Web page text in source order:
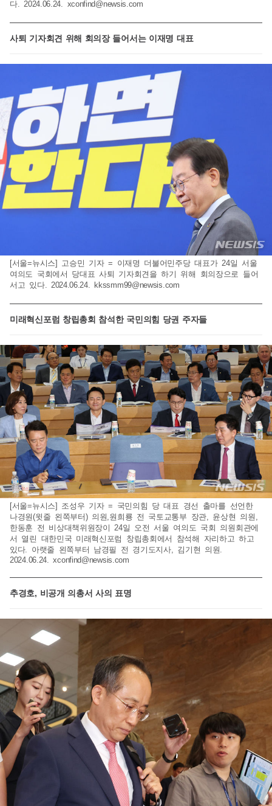
다. 2024.06.24. xconfind@newsis.com
사퇴 기자회견 위해 회의장 들어서는 이재명 대표
[서울=뉴시스] 고승민 기자 = 이재명 더불어민주당 대표가 24일 서울
여의도 국회에서 당대표 사퇴 기자회견을 하기 위해 회의장으로 들어
서고 있다. 2024.06.24. kkssmm99@newsis.com
미래혁신포럼 창립총회 참석한 국민의힘 당권 주자들
[서울=뉴시스] 조성우 기자 = 국민의힘 당 대표 경선 출마를 선언한
나경원(윗줄 왼쪽부터) 의원,원희룡 전 국토교통부 장관, 윤상현 의원,
한동훈 전 비상대책위원장이 24일 오전 서울 여의도 국회 의원회관에
서 열린 대한민국 미래혁신포럼 창립총회에서 참석해 자리하고 하고
있다. 아랫줄 왼쪽부터 남경필 전 경기도지사, 김기현 의원.
2024.06.24.xconfind@newsis.com
추경호, 비공개 의총서 사의 표명